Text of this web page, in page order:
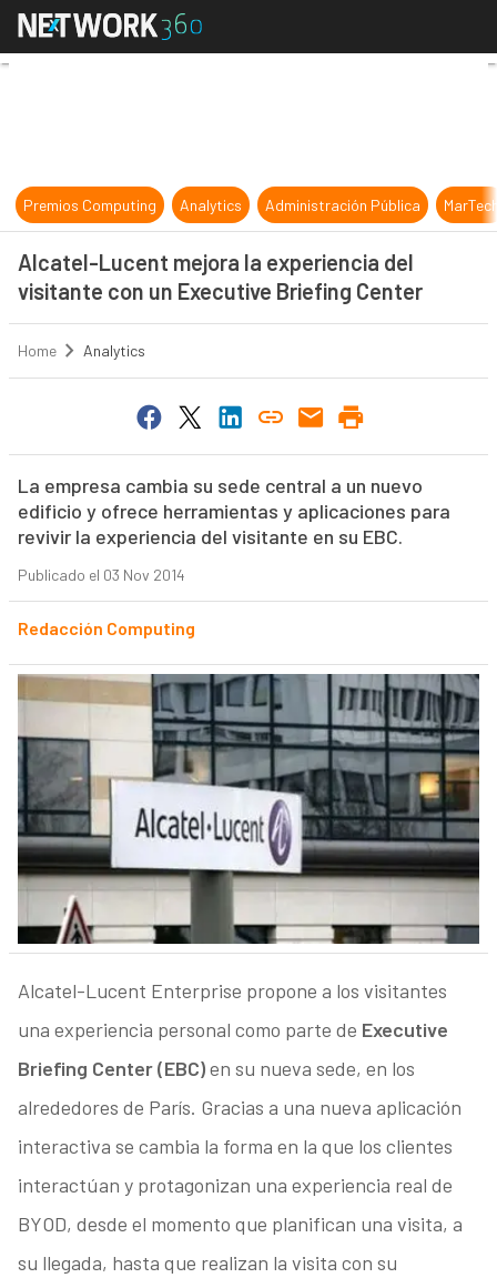
Alcatel-Lucent mejora la
Premios Computing Analytics Administración Pública
Alcatel-Lucent mejora la experiencia del
visitante con un Executive Briefing Center
Home Analytics
La empresa cambia su sede central a un nuevo
edificio y ofrece herramientas y aplicaciones para
revivir la experiencia del visitante en su EBC.
Publicado el 03 Nov 2014
Redacción Computing
Alcatel-Lucent Enterprise propone a los visitantes
una experiencia personal como parte de Executive
Briefing Center (EBC)en su nueva sede, en los
alrededores de París. Gracias a una nueva aplicación
interactiva se cambia la forma en la que los clientes
interactúan y protagonizan una experiencia real de
BYOD, desde el momento que planifican una visita, a
su llegada, hasta que realizan la visita con su